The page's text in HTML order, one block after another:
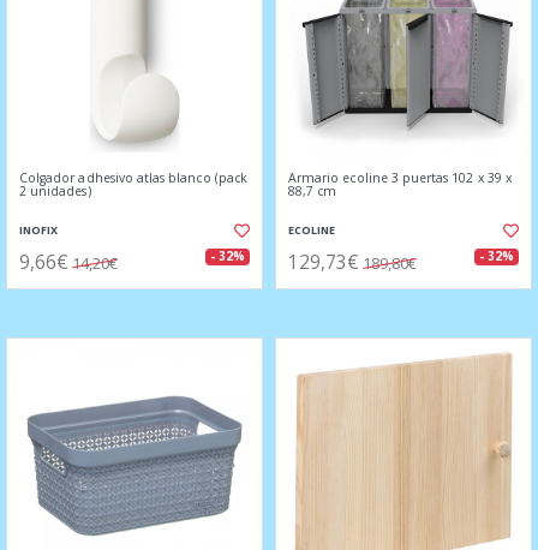
Colgador adhesivo atlas blanco (pack
2 unidades)
INOFIX
9,66€ 14,20€ - 32%
Armario ecoline 3 puertas 102 x 39 x
88,7 cm
ECOLINE
129,73€ 189,80€ - 32%